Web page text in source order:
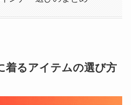
着るアイテムの選び方